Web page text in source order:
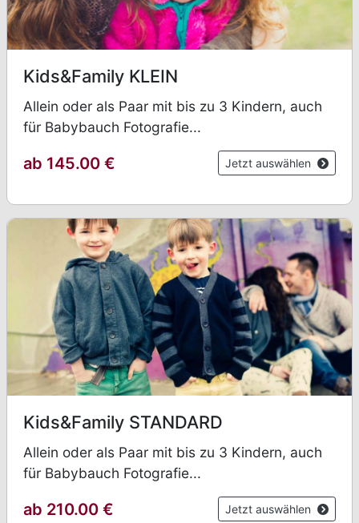
Kids&Family KLEIN
Allein oder als Paar mit bis zu 3 Kindern, auch
für Babybauch Fotografie...
ab 145.00 € Jetzt auswählen
Kids&Family STANDARD
Allein oder als Paar mit bis zu 3 Kindern, auch
für Babybauch Fotografie...
ab 210.00 € Jetzt auswählen